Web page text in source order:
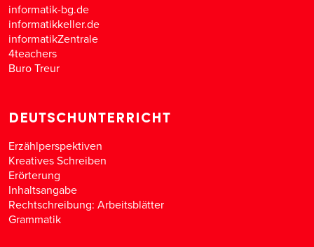
informatik-bg.de
informatikkeller.de
informatikZentrale
4teachers
Buro Treur
DEUTSCHUNTERRICHT
Erzählperspektiven
Kreatives Schreiben
Erörterung
Inhaltsangabe
Rechtschreibung: Arbeitsblätter
Grammatik